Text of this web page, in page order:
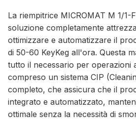
La riempitrice MICROMAT M 1/1-
soluzione completamente
ottimizzare e automatizzare il
di 50-60 KeyKeg all'ora. Questa
tutto il necessario per operazioni
compreso un sistema CIP
completo, che assicura che il
integrato e automatizzato,
ottimale senza la necessità di